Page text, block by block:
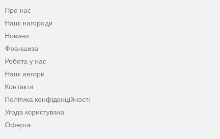
Про нас
Наші нагороди
Новини
Франшиза
Робота у нас
Наші автори
Контакти
Політика конфіденційності
Угода користувача
Оферта